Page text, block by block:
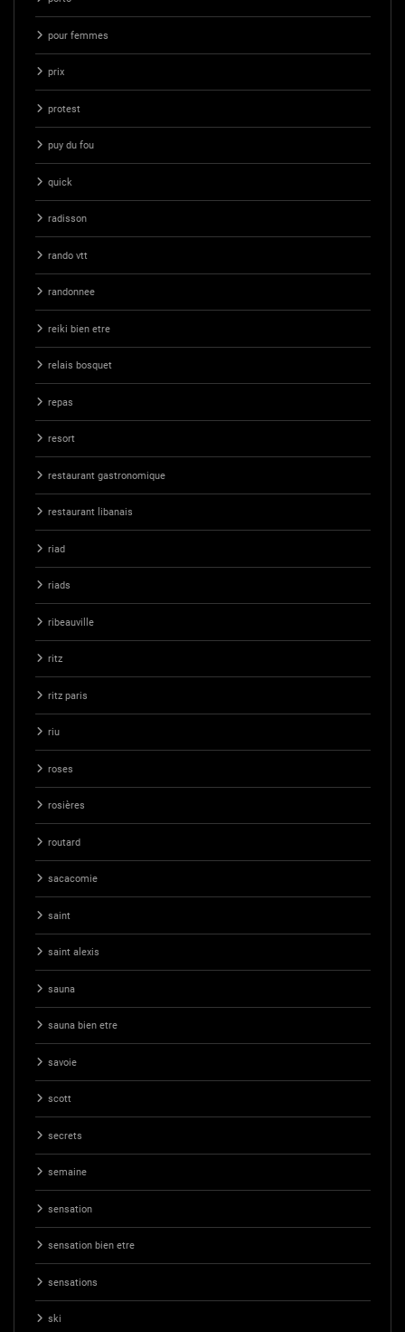
pour femmes
prix
protest
puy du fou
quick
radisson
rando vtt
randonnee
reiki bien etre
relais bosquet
repas
resort
restaurant gastronomique
restaurant libanais
riad
riads
ribeauville
ritz
ritz paris
riu
roses
rosières
routard
sacacomie
saint
saint alexis
sauna
sauna bien etre
savoie
scott
secrets
semaine
sensation
sensation bien etre
sensations
ski